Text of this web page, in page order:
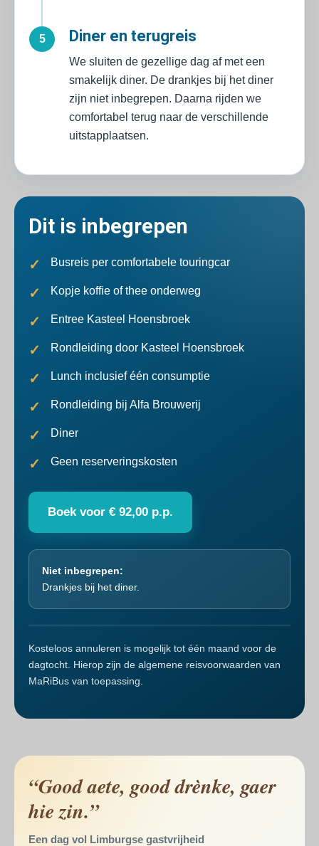
5 Diner en terugreis
We sluiten de gezellige dag af met een
smakelijk diner. De drankjes bij het diner
zijn niet inbegrepen. Daarna rijden we
comfortabel terug naar de verschillende
uitstapplaatsen.
Dit is inbegrepen
Busreis per comfortabele touringcar
Kopje koffie of thee onderweg
Entree Kasteel Hoensbroek
Rondleiding door Kasteel Hoensbroek
Lunch inclusief één consumptie
Rondleiding bij Alfa Brouwerij
Diner
Geen reserveringskosten
Boek voor € 92,00 p.p.
Niet inbegrepen:
Drankjes bij het diner.
Kosteloos annuleren is mogelijk tot één maand voor de
dagtocht. Hierop zijn de algemene reisvoorwaarden van
MaRiBus van toepassing.
“Good aete, good drènke, gaer
hie zin.”
Een dag vol Limburgse gastvrijheid